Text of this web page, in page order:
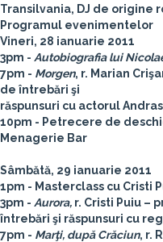
Transilvania, DJ de origine
Programul evenimentelor
Vineri, 28 ianuarie 2011
3pm - Autobiografia lui
7pm - Morgen, r. Marian
de întrebări şi
răspunsuri cu actorul
10pm - Petrecere de
Menagerie Bar
Sâmbătă, 29 ianuarie 2011
1pm - Masterclass cu Cristi
3pm - Aurora, r. Cristi Puiu –
întrebări şi răspunsuri cu
7pm - Marţi, după Crăciun, r.